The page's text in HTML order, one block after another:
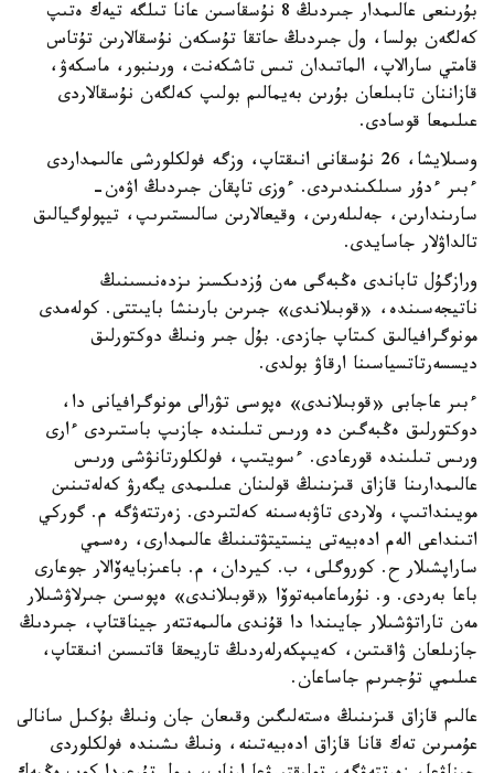
بۇرىنعى عالىمدار جىردىڭ 8 نۇسقاسىن عانا تىلگە تيەك ەتىپ
كەلگەن بولسا، ول جىردىڭ حاتقا تۇسكەن نۇسقالارىن تۇتاس
قامتي سارالاپ، الماتىدان تىس تاشكەنت، ورىنبور، ماسكەۋ،
قازاننان تابىلعان بۇرىن بەيمالىم بولىپ كەلگەن نۇسقالاردى
عىلىمعا قوسادى.
وسىلايشا، 26 نۇسقانى انىقتاپ، وزگە فولكلورشى عالىمداردى
ءبىر ءدۇر سىلكىندىردى. ءوزى تاپقان جىردىڭ اۋەن-
سارىندارىن، جەلىلەرىن، وقيعالارىن سالىستىرىپ، تيپولوگيالىق
تالداۋلار جاسايدى.
ورازگۇل تاباندى ەڭبەگى مەن ۇزدىكسىز ىزدەنىسىنىڭ
ناتيجەسىندە، «قوبىلاندى» جىرىن بارىنشا بايىتتى. كولەمدى
مونوگرافيالىق كىتاپ جازدى. بۇل جىر ونىڭ دوكتورلىق
ديسسەرتاتسياسىنا ارقاۋ بولدى.
ءبىر عاجابى «قوبىلاندى» ەپوسى تۋرالى مونوگرافيانى دا،
دوكتورلىق ەڭبەگىن دە ورىس تىلىندە جازىپ باستىردى ءارى
ورىس تىلىندە قورعادى. ءسويتىپ، فولكلورتانۋشى ورىس
عالىمدارىنا قازاق قىزىنىڭ قولىنان عىلىمدى يگەرۋ كەلەتىنىن
مويىنداتىپ، ولاردى تاۋبەسىنە كەلتىردى. زەرتتەۋگە م. گوركي
اتىنداعى الەم ادەبيەتى ينستيتۋتىنىڭ عالىمدارى، رەسمي
ساراپشىلار ح. كوروگلى، ب. كيردان، م. باعىزبايەۆالار جوعارى
باعا بەردى. و. نۇرماعامبەتوۆا «قوبىلاندى» ەپوسىن جىرلاۋشىلار
مەن تاراتۋشىلار جايىندا دا قۇندى مالىمەتتەر جيناقتاپ، جىردىڭ
جازىلعان ۋاقىتىن، كەيىپكەرلەردىڭ تاريحقا قاتىسىن انىقتاپ،
عىلىمي تۇجىرىم جاساعان.
عالىم قازاق قىزىنىڭ ەستەلىگىن وقىعان جان ونىڭ بۇكىل سانالى
عۇمىرىن تەك قانا قازاق ادەبيەتىنە، ونىڭ ىشىندە فولكلوردى